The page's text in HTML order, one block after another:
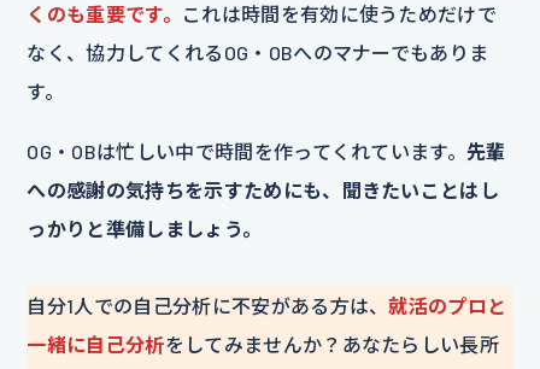
くのも重要です。
これは時間を有効に使うためだけで
なく、協力してくれるOG・OBへのマナーでもありま
す。
OG・OBは忙しい中で時間を作ってくれています。先輩
への感謝の気持ちを示すためにも、聞きたいことはし
っかりと準備しましょう。
自分1人での自己分析に不安がある方は、就活のプロと
一緒に自己分析をしてみませんか？あなたらしい長所